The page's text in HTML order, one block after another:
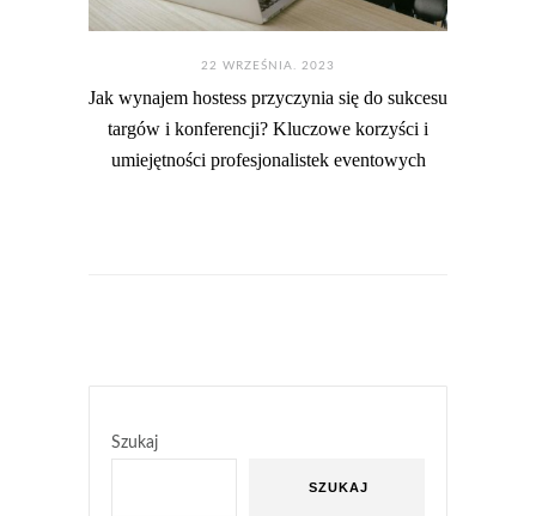
22 WRZEŚNIA. 2023
Jak wynajem hostess przyczynia się do sukcesu
targów i konferencji? Kluczowe korzyści i
umiejętności profesjonalistek eventowych
Szukaj
SZUKAJ